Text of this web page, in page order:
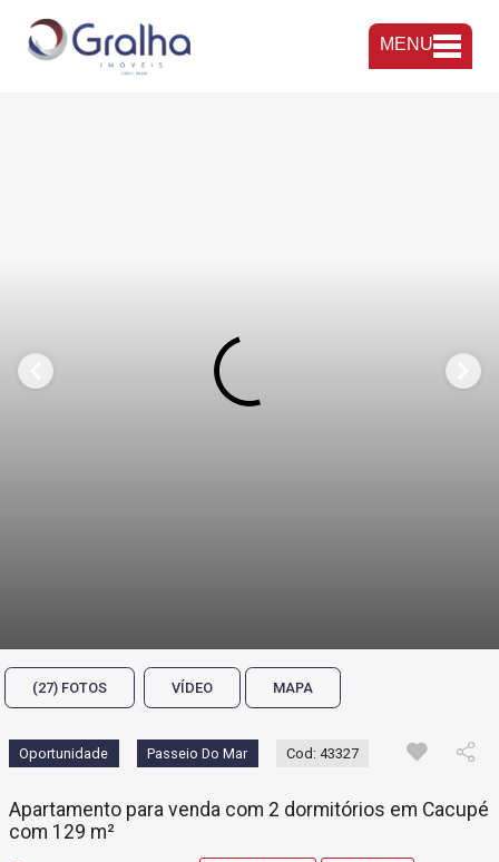
MENU
(27) FOTOS VÍDEO MAPA
Oportunidade Passeio Do Mar Cod: 43327
Apartamento para venda com 2 dormitórios em Cacupé
com 129 m²